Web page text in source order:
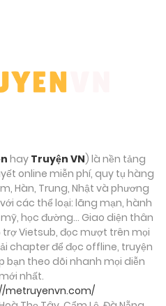
hay Truyện VN) là nền tảng
online miễn phí, quy tụ hàng
Hàn, Trung, Nhật và phương
các thể loại: lãng mạn, hành
học đường… Giao diện thân
Vietsub, đọc mượt trên mọi
chapter để đọc offline, truyện
bạn theo dõi nhanh mọi diễn
nhất.
metruyenvn.com/